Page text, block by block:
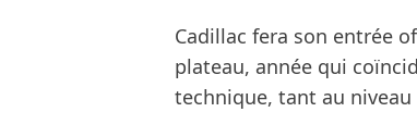
Cadillac fera son entrée
plateau, année qui
technique, tant au niveau